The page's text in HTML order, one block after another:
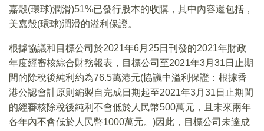
嘉殼(環球)潤滑)51%已發行股本的收購，其中內容還包括，
美嘉殼(環球)潤滑的溢利保證。
根據協議和目標公司於2021年6月25日刊發的2021年財政
年度經審核綜合財務報表，目標公司至2021年3月31日止期
間的除稅後純利約為76.5萬港元(協議中溢利保證：根據香
港公認會計原則編製自完成日期起至2021年3月31日止期間
的經審核除稅後純利不會低於人民幣500萬元，且未來兩年
各年內不會低於人民幣1000萬元。)因此，目標公司未達成